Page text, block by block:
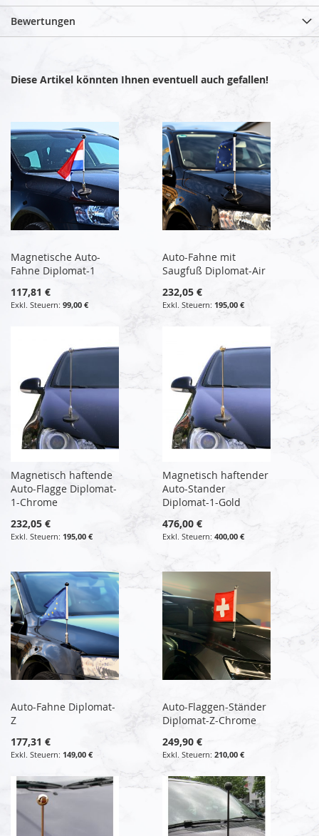
Bewertungen
Diese Artikel könnten Ihnen eventuell auch gefallen!
Magnetische Auto-
Fahne Diplomat-1
117,81 €
99,00 €
Auto-Fahne mit
Saugfuß Diplomat-Air
232,05 €
195,00 €
Magnetisch haftende
Auto-Flagge Diplomat-
1-Chrome
232,05 €
195,00 €
Magnetisch haftender
Auto-Stander
Diplomat-1-Gold
476,00 €
400,00 €
Auto-Fahne Diplomat-
Z
177,31 €
149,00 €
Auto-Flaggen-Ständer
Diplomat-Z-Chrome
249,90 €
210,00 €